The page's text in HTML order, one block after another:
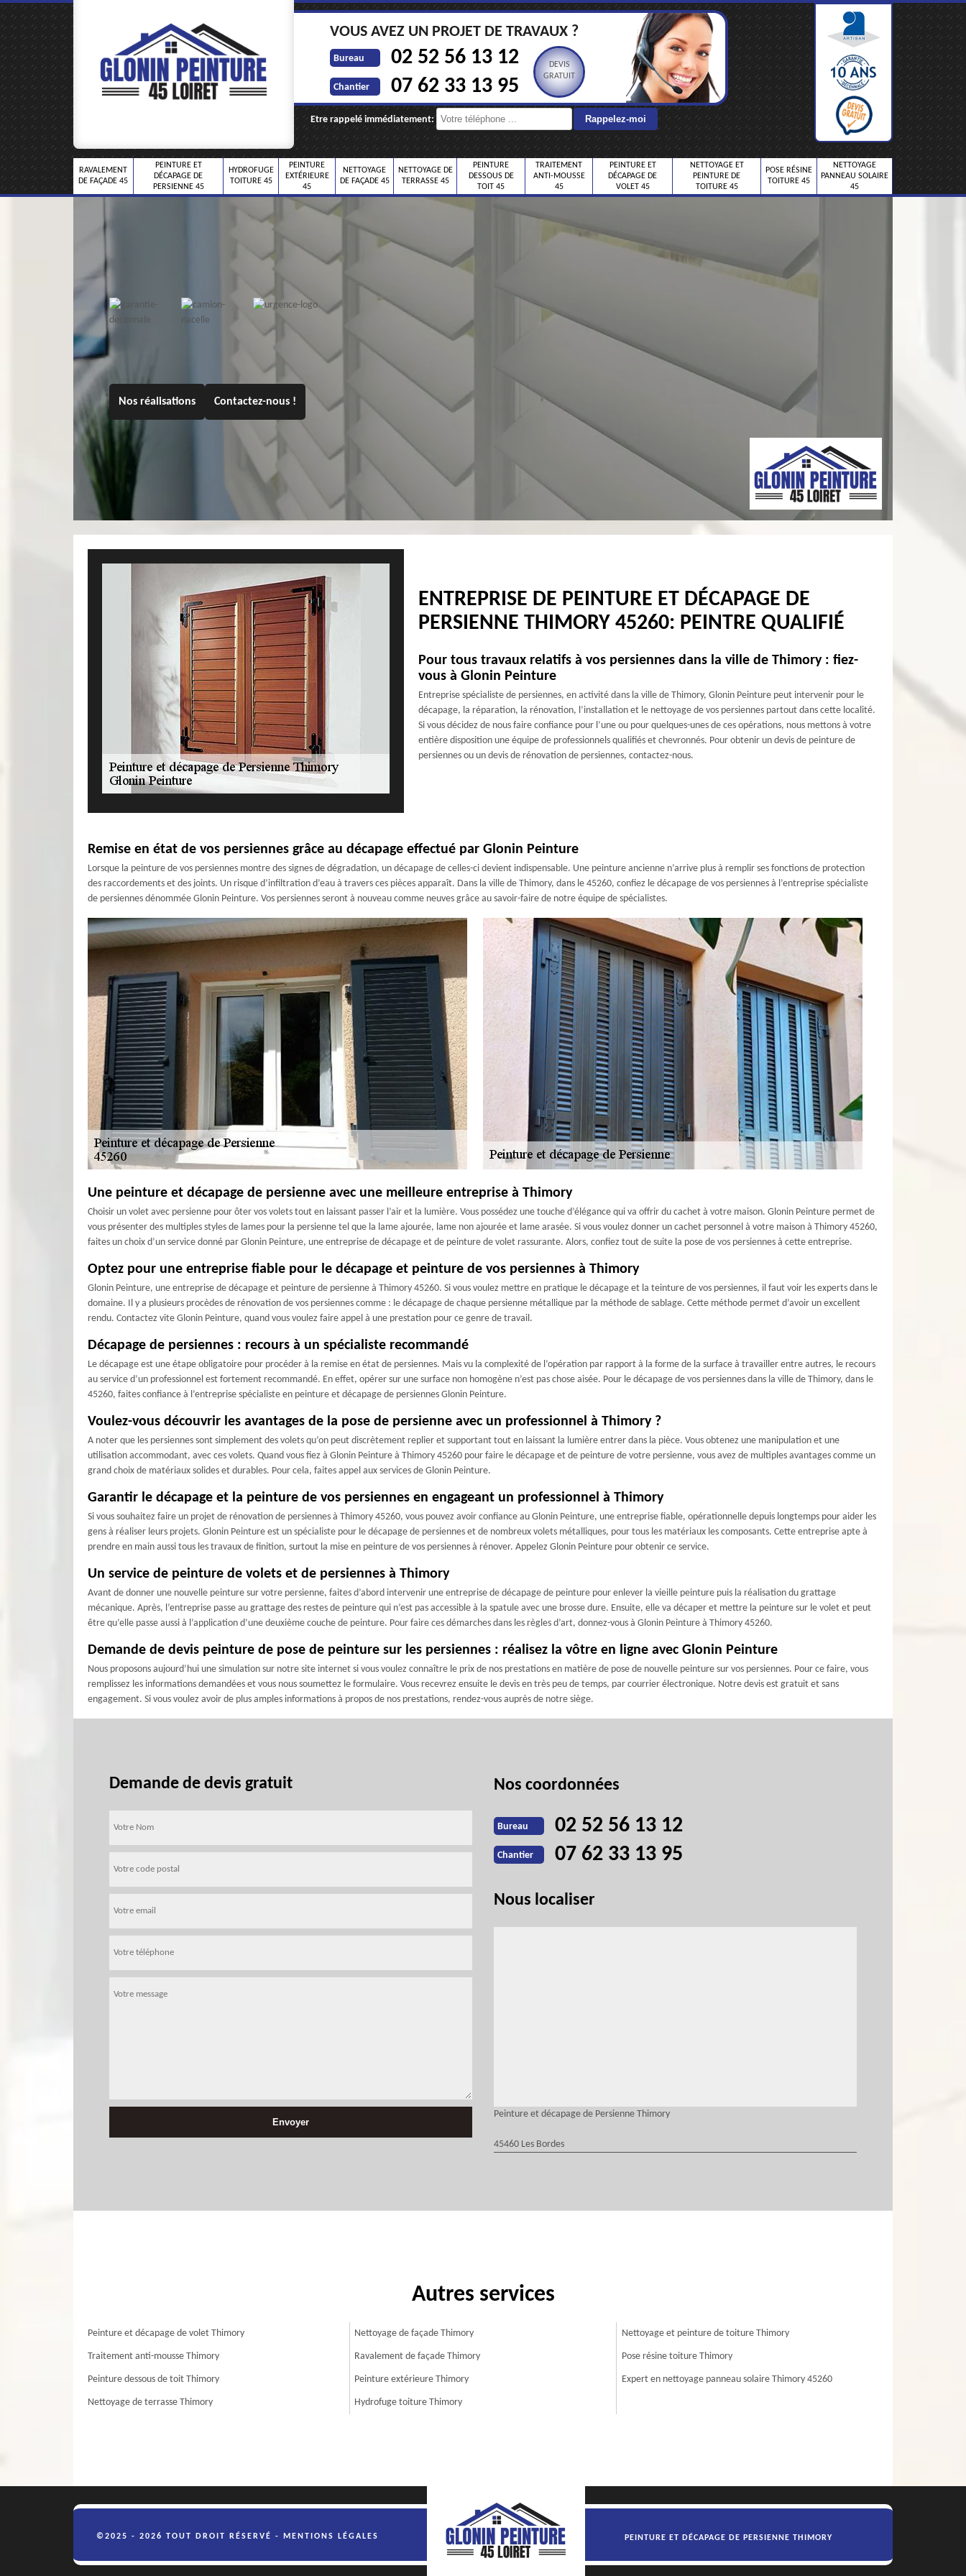
VOUS AVEZ UN PROJET DE TRAVAUX ?
Bureau 02 52 56 13 12
Chantier 07 62 33 13 95
DEVIS
GRATUIT
Etre rappelé immédiatement:
RAVALEMENT
DE FAÇADE 45
PEINTURE ET
DÉCAPAGE DE
PERSIENNE 45
HYDROFUGE
TOITURE 45
PEINTURE
EXTÉRIEURE
45
NETTOYAGE
DE FAÇADE 45
NETTOYAGE DE
TERRASSE 45
PEINTURE
DESSOUS DE
TOIT 45
TRAITEMENT
ANTI-MOUSSE
45
PEINTURE ET
DÉCAPAGE DE
VOLET 45
NETTOYAGE ET
PEINTURE DE
TOITURE 45
POSE RÉSINE
TOITURE 45
NETTOYAGE
PANNEAU SOLAIRE
45
Nos réalisations Contactez-nous !
ENTREPRISE DE PEINTURE ET DÉCAPAGE DE
PERSIENNE THIMORY 45260: PEINTRE QUALIFIÉ
Pour tous travaux relatifs à vos persiennes dans la ville de Thimory : fiez-
vous à Glonin Peinture
Entreprise spécialiste de persiennes, en activité dans la ville de Thimory, Glonin Peinture peut intervenir pour le
décapage, la réparation, la rénovation, l’installation et le nettoyage de vos persiennes partout dans cette localité.
Si vous décidez de nous faire confiance pour l’une ou pour quelques-unes de ces opérations, nous mettons à votre
entière disposition une équipe de professionnels qualifiés et chevronnés. Pour obtenir un devis de peinture de
persiennes ou un devis de rénovation de persiennes, contactez-nous.
Remise en état de vos persiennes grâce au décapage effectué par Glonin Peinture
Lorsque la peinture de vos persiennes montre des signes de dégradation, un décapage de celles-ci devient indispensable. Une peinture ancienne n’arrive plus à remplir ses fonctions de protection
des raccordements et des joints. Un risque d’infiltration d’eau à travers ces pièces apparaît. Dans la ville de Thimory, dans le 45260, confiez le décapage de vos persiennes à l’entreprise spécialiste
de persiennes dénommée Glonin Peinture. Vos persiennes seront à nouveau comme neuves grâce au savoir-faire de notre équipe de spécialistes.
Une peinture et décapage de persienne avec une meilleure entreprise à Thimory
Choisir un volet avec persienne pour ôter vos volets tout en laissant passer l’air et la lumière. Vous possédez une touche d’élégance qui va offrir du cachet à votre maison. Glonin Peinture permet de
vous présenter des multiples styles de lames pour la persienne tel que la lame ajourée, lame non ajourée et lame arasée. Si vous voulez donner un cachet personnel à votre maison à Thimory 45260,
faites un choix d’un service donné par Glonin Peinture, une entreprise de décapage et de peinture de volet rassurante. Alors, confiez tout de suite la pose de vos persiennes à cette entreprise.
Optez pour une entreprise fiable pour le décapage et peinture de vos persiennes à Thimory
Glonin Peinture, une entreprise de décapage et peinture de persienne à Thimory 45260. Si vous voulez mettre en pratique le décapage et la teinture de vos persiennes, il faut voir les experts dans le
domaine. Il y a plusieurs procèdes de rénovation de vos persiennes comme : le décapage de chaque persienne métallique par la méthode de sablage. Cette méthode permet d’avoir un excellent
rendu. Contactez vite Glonin Peinture, quand vous voulez faire appel à une prestation pour ce genre de travail.
Décapage de persiennes : recours à un spécialiste recommandé
Le décapage est une étape obligatoire pour procéder à la remise en état de persiennes. Mais vu la complexité de l’opération par rapport à la forme de la surface à travailler entre autres, le recours
au service d’un professionnel est fortement recommandé. En effet, opérer sur une surface non homogène n’est pas chose aisée. Pour le décapage de vos persiennes dans la ville de Thimory, dans le
45260, faites confiance à l’entreprise spécialiste en peinture et décapage de persiennes Glonin Peinture.
Voulez-vous découvrir les avantages de la pose de persienne avec un professionnel à Thimory ?
A noter que les persiennes sont simplement des volets qu’on peut discrètement replier et supportant tout en laissant la lumière entrer dans la pièce. Vous obtenez une manipulation et une
utilisation accommodant, avec ces volets. Quand vous fiez à Glonin Peinture à Thimory 45260 pour faire le décapage et de peinture de votre persienne, vous avez de multiples avantages comme un
grand choix de matériaux solides et durables. Pour cela, faites appel aux services de Glonin Peinture.
Garantir le décapage et la peinture de vos persiennes en engageant un professionnel à Thimory
Si vous souhaitez faire un projet de rénovation de persiennes à Thimory 45260, vous pouvez avoir confiance au Glonin Peinture, une entreprise fiable, opérationnelle depuis longtemps pour aider les
gens à réaliser leurs projets. Glonin Peinture est un spécialiste pour le décapage de persiennes et de nombreux volets métalliques, pour tous les matériaux les composants. Cette entreprise apte à
prendre en main aussi tous les travaux de finition, surtout la mise en peinture de vos persiennes à rénover. Appelez Glonin Peinture pour obtenir ce service.
Un service de peinture de volets et de persiennes à Thimory
Avant de donner une nouvelle peinture sur votre persienne, faites d’abord intervenir une entreprise de décapage de peinture pour enlever la vieille peinture puis la réalisation du grattage
mécanique. Après, l’entreprise passe au grattage des restes de peinture qui n’est pas accessible à la spatule avec une brosse dure. Ensuite, elle va décaper et mettre la peinture sur le volet et peut
être qu’elle passe aussi à l’application d’une deuxième couche de peinture. Pour faire ces démarches dans les règles d’art, donnez-vous à Glonin Peinture à Thimory 45260.
Demande de devis peinture de pose de peinture sur les persiennes : réalisez la vôtre en ligne avec Glonin Peinture
Nous proposons aujourd’hui une simulation sur notre site internet si vous voulez connaître le prix de nos prestations en matière de pose de nouvelle peinture sur vos persiennes. Pour ce faire, vous
remplissez les informations demandées et vous nous soumettez le formulaire. Vous recevrez ensuite le devis en très peu de temps, par courrier électronique. Notre devis est gratuit et sans
engagement. Si vous voulez avoir de plus amples informations à propos de nos prestations, rendez-vous auprès de notre siège.
Demande de devis gratuit Nos coordonnées
Bureau 02 52 56 13 12
Chantier 07 62 33 13 95
Nous localiser
Peinture et décapage de Persienne Thimory
45460 Les Bordes
Autres services
Peinture et décapage de volet Thimory
Traitement anti-mousse Thimory
Peinture dessous de toit Thimory
Nettoyage de terrasse Thimory
Nettoyage de façade Thimory
Ravalement de façade Thimory
Peinture extérieure Thimory
Hydrofuge toiture Thimory
Nettoyage et peinture de toiture Thimory
Pose résine toiture Thimory
Expert en nettoyage panneau solaire Thimory 45260
©2025 - 2026 TOUT DROIT RÉSERVÉ - MENTIONS LÉGALES PEINTURE ET DÉCAPAGE DE PERSIENNE THIMORY